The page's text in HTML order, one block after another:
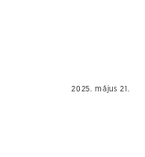
2025. május 21.